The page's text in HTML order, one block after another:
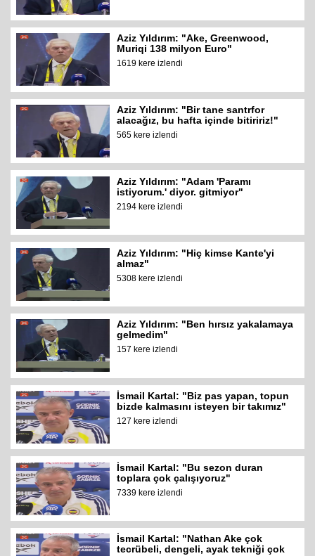
Aziz Yıldırım: "Ake, Greenwood,
Muriqi 138 milyon Euro"
1619 kere izlendi
Aziz Yıldırım: "Bir tane santrfor
alacağız, bu hafta içinde bitiririz!"
565 kere izlendi
Aziz Yıldırım: "Adam 'Paramı
istiyorum.' diyor. gitmiyor"
2194 kere izlendi
Aziz Yıldırım: "Hiç kimse Kante'yi
almaz"
5308 kere izlendi
Aziz Yıldırım: "Ben hırsız yakalamaya
gelmedim"
157 kere izlendi
İsmail Kartal: "Biz pas yapan, topun
bizde kalmasını isteyen bir takımız"
127 kere izlendi
İsmail Kartal: "Bu sezon duran
toplara çok çalışıyoruz"
7339 kere izlendi
İsmail Kartal: "Nathan Ake çok
tecrübeli, dengeli, ayak tekniği çok